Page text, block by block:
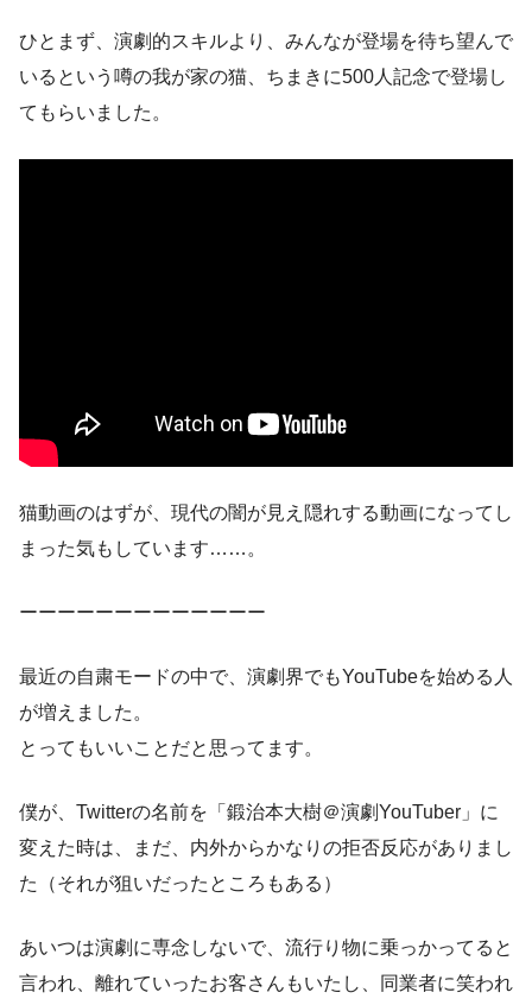
ひとまず、演劇的スキルより、みんなが登場を待ち望んで
いるという噂の我が家の猫、ちまきに500人記念で登場し
てもらいました。
猫動画のはずが、現代の闇が見え隠れする動画になってし
まった気もしています……。
ーーーーーーーーーーーーー
最近の自粛モードの中で、演劇界でもYouTubeを始める人
が増えました。
とってもいいことだと思ってます。
僕が、Twitterの名前を「鍛治本大樹＠演劇YouTuber」に
変えた時は、まだ、内外からかなりの拒否反応がありまし
た（それが狙いだったところもある）
あいつは演劇に専念しないで、流行り物に乗っかってると
言われ、離れていったお客さんもいたし、同業者に笑われ